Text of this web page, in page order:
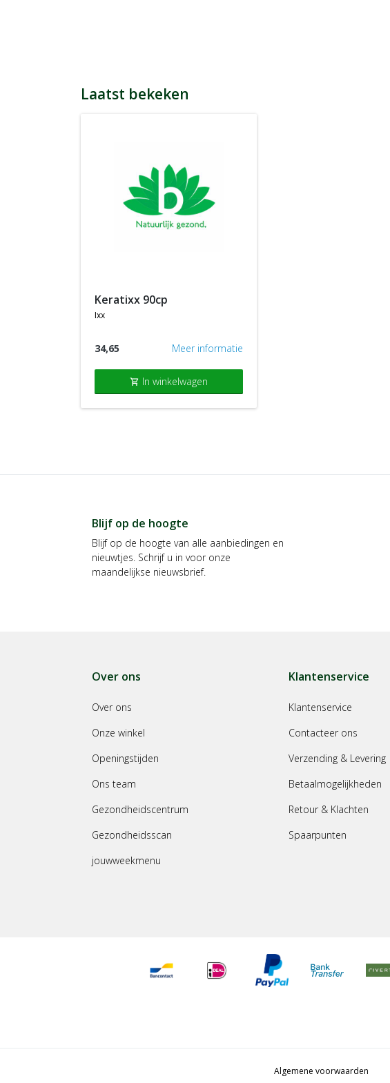
Laatst bekeken
keratixx 90cp
ixx
34,65 Meer informatie
shopping_cart In winkelwagen
Blijf op de hoogte
Blijf op de hoogte van alle aanbiedingen en
nieuwtjes. Schrijf u in voor onze
maandelijkse nieuwsbrief.
Over ons
Over ons
Onze winkel
Openingstijden
Ons team
Gezondheidscentrum
Gezondheidsscan
jouwweekmenu
Klantenservice
Klantenservice
Contacteer ons
Verzending & Levering
Betaalmogelijkheden
Retour & Klachten
Spaarpunten
Algemene voorwaarden